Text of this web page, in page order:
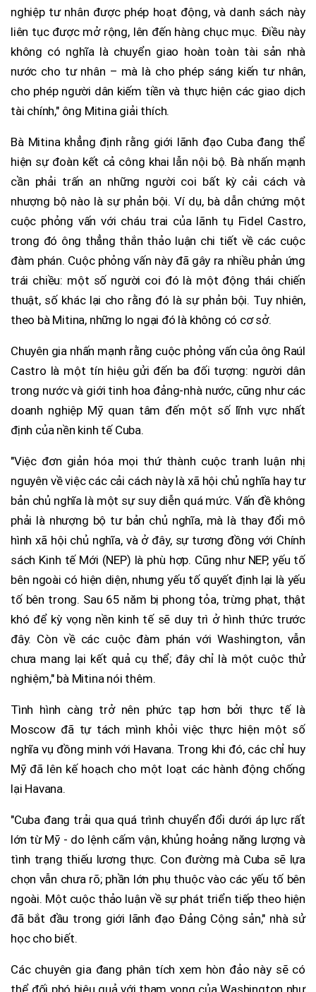
nghiệp tư nhân được phép hoạt động, và danh sách này
liên tục được mở rộng, lên đến hàng chục mục. Điều này
không có nghĩa là chuyển giao hoàn toàn tài sản nhà
nước cho tư nhân – mà là cho phép sáng kiến ​​tư nhân,
cho phép người dân kiếm tiền và thực hiện các giao dịch
tài chính," ông Mitina giải thích.
Bà Mitina khẳng định rằng giới lãnh đạo Cuba đang thể
hiện sự đoàn kết cả công khai lẫn nội bộ. Bà nhấn mạnh
cần phải trấn an những người coi bất kỳ cải cách và
nhượng bộ nào là sự phản bội. Ví dụ, bà dẫn chứng một
cuộc phỏng vấn với cháu trai của lãnh tụ Fidel Castro,
trong đó ông thẳng thắn thảo luận chi tiết về các cuộc
đàm phán. Cuộc phỏng vấn này đã gây ra nhiều phản ứng
trái chiều: một số người coi đó là một động thái chiến
thuật, số khác lại cho rằng đó là sự phản bội. Tuy nhiên,
theo bà Mitina, những lo ngại đó là không có cơ sở.
Chuyên gia nhấn mạnh rằng cuộc phỏng vấn của ông Raúl
Castro là một tín hiệu gửi đến ba đối tượng: người dân
trong nước và giới tinh hoa đảng-nhà nước, cũng như các
doanh nghiệp Mỹ quan tâm đến một số lĩnh vực nhất
định của nền kinh tế Cuba.
"Việc đơn giản hóa mọi thứ thành cuộc tranh luận nhị
nguyên về việc các cải cách này là xã hội chủ nghĩa hay tư
bản chủ nghĩa là một sự suy diễn quá mức. Vấn đề không
phải là nhượng bộ tư bản chủ nghĩa, mà là thay đổi mô
hình xã hội chủ nghĩa, và ở đây, sự tương đồng với Chính
sách Kinh tế Mới (NEP) là phù hợp. Cũng như NEP, yếu tố
bên ngoài có hiện diện, nhưng yếu tố quyết định lại là yếu
tố bên trong. Sau 65 năm bị phong tỏa, trừng phạt, thật
khó để kỳ vọng nền kinh tế sẽ duy trì ở hình thức trước
đây. Còn về các cuộc đàm phán với Washington, vẫn
chưa mang lại kết quả cụ thể; đây chỉ là một cuộc thử
nghiệm," bà Mitina nói thêm.
Tình hình càng trở nên phức tạp hơn bởi thực tế là
Moscow đã tự tách mình khỏi việc thực hiện một số
nghĩa vụ đồng minh với Havana. Trong khi đó, các chỉ huy
Mỹ đã lên kế hoạch cho một loạt các hành động chống
lại Havana.
"Cuba đang trải qua quá trình chuyển đổi dưới áp lực rất
lớn từ Mỹ - do lệnh cấm vận, khủng hoảng năng lượng và
tình trạng thiếu lương thực. Con đường mà Cuba sẽ lựa
chọn vẫn chưa rõ; phần lớn phụ thuộc vào các yếu tố bên
ngoài. Một cuộc thảo luận về sự phát triển tiếp theo hiện
đã bắt đầu trong giới lãnh đạo Đảng Cộng sản," nhà sử
học cho biết.
Các chuyên gia đang phân tích xem hòn đảo này sẽ có
thể đối phó hiệu quả với tham vọng của Washington như